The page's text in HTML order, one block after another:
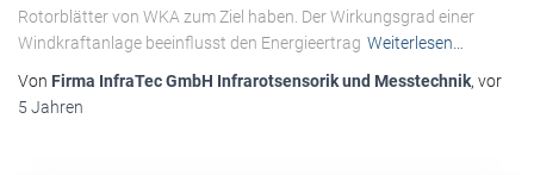
Rotorblätter von WKA zum Ziel haben. Der Wirkungsgrad einer
Windkraftanlage beeinflusst den Energieertrag Weiterlesen…
Von Firma InfraTec GmbH Infrarotsensorik und Messtechnik, vor
5 Jahren